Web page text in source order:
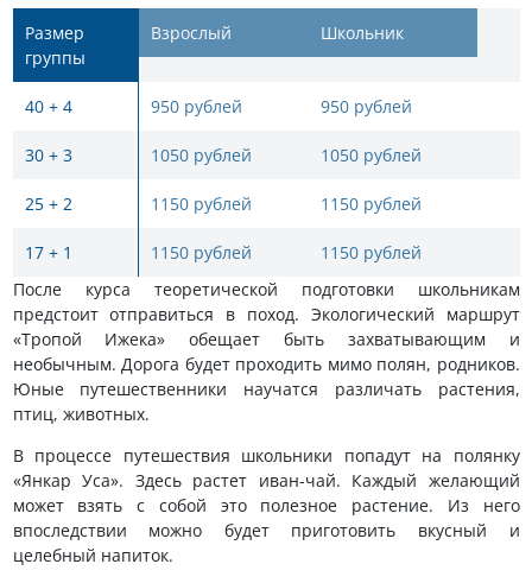
Размер
группы
Взрослый Школьник
40 + 4 950 рублей 950 рублей
30 + 3 1050 рублей 1050 рублей
25 + 2 1150 рублей 1150 рублей
17 + 1 1150 рублей
1150 рублей
После курса теоретической подготовки школьникам
предстоит отправиться в поход. Экологический маршрут
«Тропой Ижека» обещает быть захватывающим и
необычным. Дорога будет проходить мимо полян, родников.
Юные путешественники научатся различать растения,
птиц, животных.
В процессе путешествия школьники попадут на полянку
«Янкар Уса». Здесь растет иван-чай. Каждый желающий
может взять с собой это полезное растение. Из него
впоследствии можно будет приготовить вкусный и
целебный напиток.